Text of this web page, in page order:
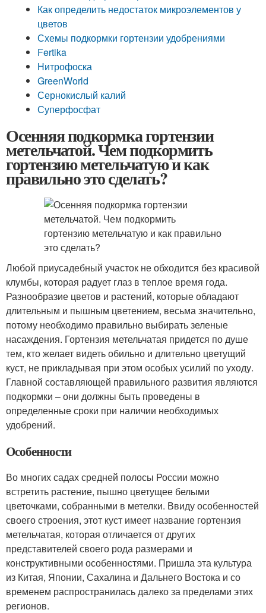
Как определить недостаток микроэлементов у
цветов
Схемы подкормки гортензии удобрениями
Fertika
Нитрофоска
GreenWorld
Сернокислый калий
Суперфосфат
Осенняя подкормка гортензии
метельчатой. Чем подкормить
гортензию метельчатую и как
правильно это сделать?
Любой приусадебный участок не обходится без красивой
клумбы, которая радует глаз в теплое время года.
Разнообразие цветов и растений, которые обладают
длительным и пышным цветением, весьма значительно,
потому необходимо правильно выбирать зеленые
насаждения. Гортензия метельчатая придется по душе
тем, кто желает видеть обильно и длительно цветущий
куст, не прикладывая при этом особых усилий по уходу.
Главной составляющей правильного развития являются
подкормки – они должны быть проведены в
определенные сроки при наличии необходимых
удобрений.
Особенности
Во многих садах средней полосы России можно
встретить растение, пышно цветущее белыми
цветочками, собранными в метелки. Ввиду особенностей
своего строения, этот куст имеет название гортензия
метельчатая, которая отличается от других
представителей своего рода размерами и
конструктивными особенностями. Пришла эта культура
из Китая, Японии, Сахалина и Дальнего Востока и со
временем распространилась далеко за пределами этих
регионов.